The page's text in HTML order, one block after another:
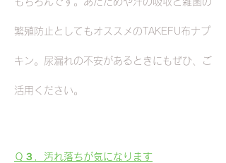
繁殖防止としてもオススメのTAKEFU布ナプ
キン。尿漏れの不安があるときにもぜひ、ご
活用ください。
Ｑ３．汚れ落ちが気になります